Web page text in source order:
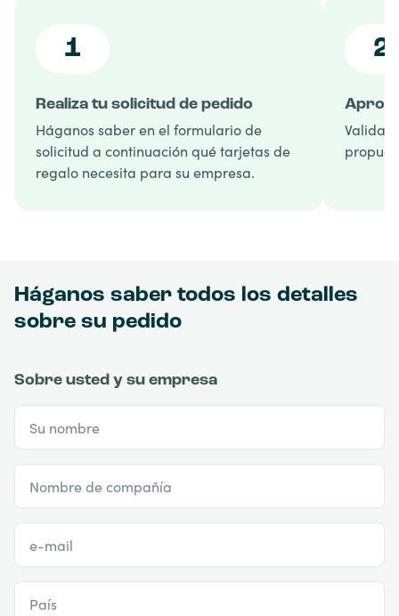
1
Realiza tu solicitud de pedido
Háganos saber en el formulario de
solicitud a continuación qué tarjetas de
regalo necesita para su empresa.
2
Háganos saber todos los detalles
sobre su pedido
Sobre usted y su empresa
Su nombre
Nombre de compañía
e-mail
País